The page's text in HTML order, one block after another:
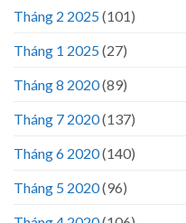
Tháng 2 2025(101)
Tháng 1 2025(27)
Tháng 8 2020(89)
Tháng 7 2020(137)
Tháng 6 2020(140)
Tháng 5 2020(96)